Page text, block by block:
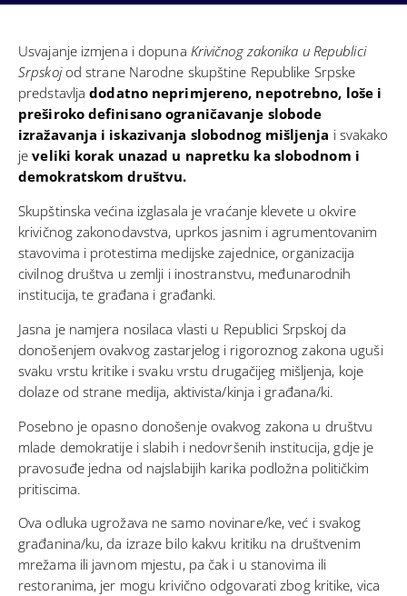
Usvajanje izmjena i dopuna Krivičnog zakonika u Republici
Srpskojod strane Narodne skupštine Republike Srpske
predstavljadodatno neprimjereno, nepotrebno, loše i
preširoko definisano ograničavanje slobode
izražavanja i iskazivanja slobodnog mišljenja i svakako
jeveliki korak unazad u napretku ka slobodnom i
demokratskom društvu.
Skupštinska većina izglasala je vraćanje klevete u okvire
krivičnog zakonodavstva, uprkos jasnim i agrumentovanim
stavovima i protestima medijske zajednice, organizacija
civilnog društva u zemlji i inostranstvu, međunarodnih
institucija, te građana i građanki.
Jasna je namjera nosilaca vlasti u Republici Srpskoj da
donošenjem ovakvog zastarjelog i rigoroznog zakona uguši
svaku vrstu kritike i svaku vrstu drugačijeg mišljenja, koje
dolaze od strane medija, aktivista/kinja i građana/ki.
Posebno je opasno donošenje ovakvog zakona u društvu
mlade demokratije i slabih i nedovršenih institucija, gdje je
pravosuđe jedna od najslabijih karika podložna političkim
pritiscima.
Ova odluka ugrožava ne samo novinare/ke, već i svakog
građanina/ku, da izraze bilo kakvu kritiku na društvenim
mrežama ili javnom mjestu, pa čak i u stanovima ili
restoranima, jer mogu krivično odgovarati zbog kritike, vica